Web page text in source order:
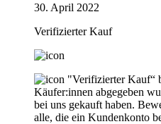
30. April 2022
Verifizierter Kauf
"Verifizierter Kauf“
Käufer:innen abgegeben
bei uns gekauft haben.
alle, die ein Kundenkonto